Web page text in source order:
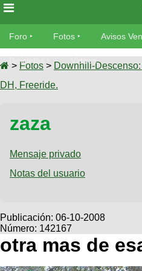
Foro
Foro
TÃ©cnica
Fotos
tu foto
Galeria
XC
Viajes
Descenso
SUBÃ
tu
aviso
Buscar
Ultimos
Fotos
as
Bicicletas
Tandem
Videos
Cicloturismo
Foro Fotos Avisos
Bicicletas Videos
> Fotos > Downhill-
DH, Freeride.
zaza
Mensaje privado
Notas del usuario
Publicación: 06-10-2008
Número: 142167
otra mas de